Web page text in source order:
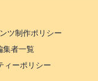
ツ制作ポリシー
集者一覧
ィーポリシー